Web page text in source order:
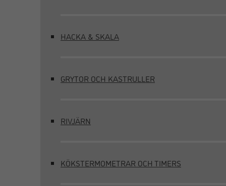
HACKA & SKALA
GRYTOR OCH KASTRULLER
RIVJÄRN
KÖKSTERMOMETRAR OCH TIMERS